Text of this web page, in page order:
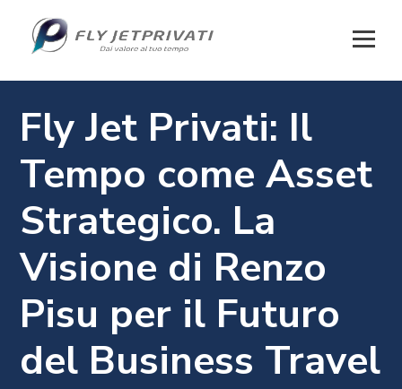
Fly Jet Privati: Il
Tempo come Asset
Strategico. La
Visione di Renzo
Pisu per il Futuro
del Business Travel